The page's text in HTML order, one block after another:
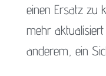
einen Ersatz zu
mehr
anderem, ein